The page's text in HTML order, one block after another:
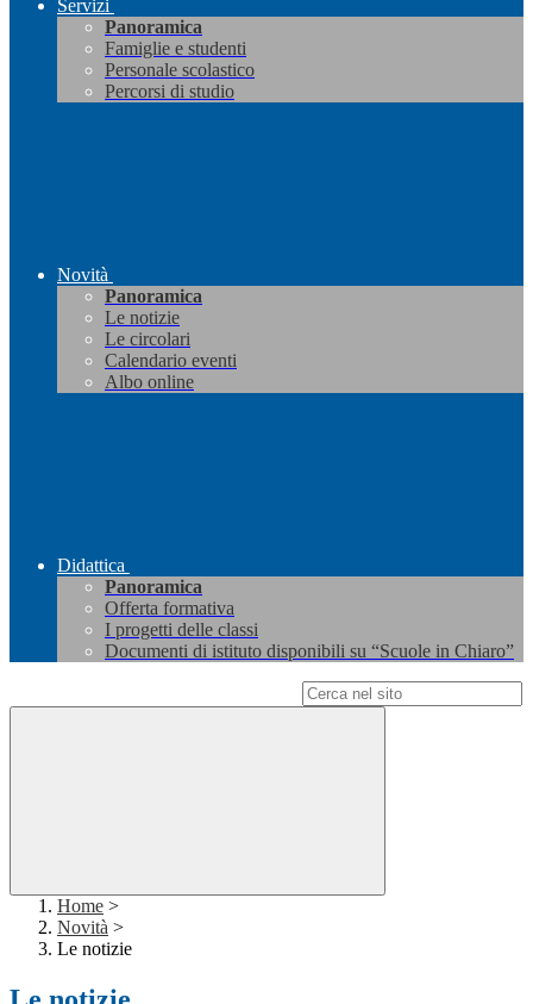
Servizi
Panoramica
Famiglie e studenti
Personale scolastico
Percorsi di studio
Novità
Panoramica
Le notizie
Le circolari
Calendario eventi
Albo online
Didattica
Panoramica
Offerta formativa
I progetti delle classi
Documenti di istituto disponibili su “Scuole in Chiaro”
Home >
Novità >
Le notizie